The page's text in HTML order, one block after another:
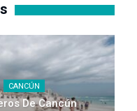
CANCÚN
De Cancún